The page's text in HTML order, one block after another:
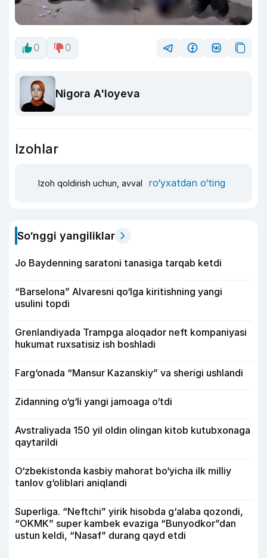
0 0
Nigora A'loyeva
Izohlar
Izoh qoldirish uchun, avval ro‘yxatdan o‘ting
So‘nggi yangiliklar
Jo Baydenning saratoni tanasiga tarqab ketdi
“Barselona” Alvaresni qo‘lga kiritishning yangi
usulini topdi
Grenlandiyada Trampga aloqador neft kompaniyasi
hukumat ruxsatisiz ish boshladi
Farg‘onada “Mansur Kazanskiy” va sherigi ushlandi
Zidanning o‘g‘li yangi jamoaga o‘tdi
Avstraliyada 150 yil oldin olingan kitob kutubxonaga
qaytarildi
O‘zbekistonda kasbiy mahorat bo‘yicha ilk milliy
tanlov g‘oliblari aniqlandi
Superliga. “Neftchi” yirik hisobda g‘alaba qozondi,
“OKMK” super kambek evaziga “Bunyodkor”dan
ustun keldi, “Nasaf” durang qayd etdi